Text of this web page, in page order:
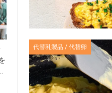
代替乳製品 / 代替卵